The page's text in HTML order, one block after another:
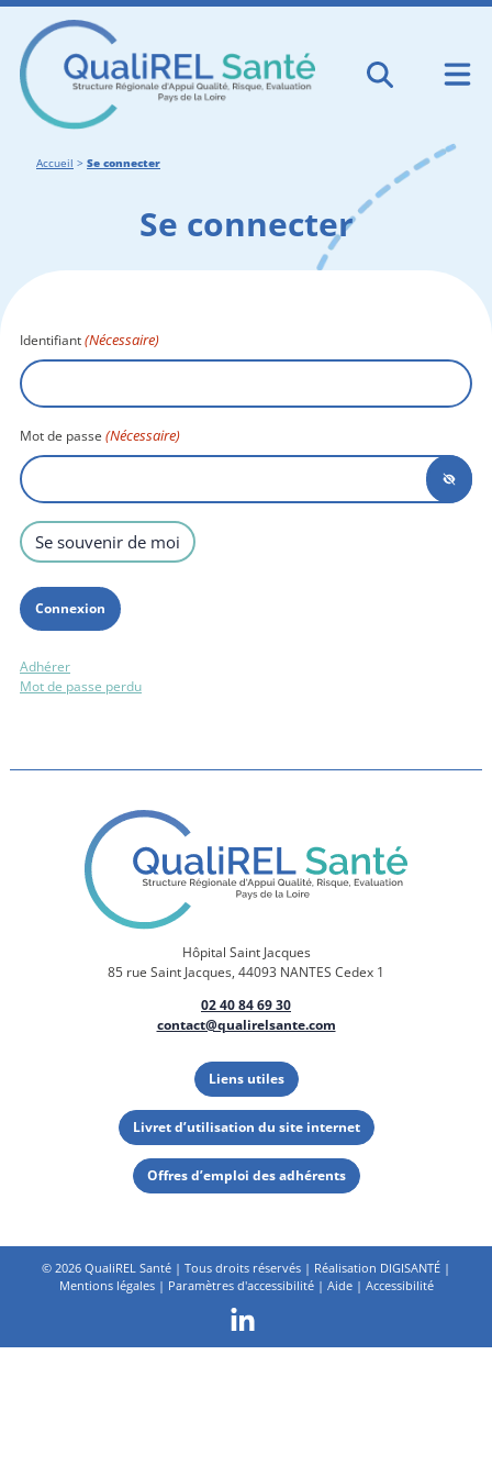
Accueil > Se connecter
Se connecter
Identifiant(Nécessaire)
Mot de passe (Nécessaire)
Se souvenir de moi
Adhérer
Mot de passe perdu
Hôpital Saint Jacques
85 rue Saint Jacques, 44093 NANTES Cedex 1
02 40 84 69 30
contact@qualirelsante.com
Liens utiles
Livret d’utilisation du site internet
Offres d’emploi des adhérents
© 2026 QualiREL Santé | Tous droits réservés | Réalisation DIGISANTÉ |
Mentions légales| Paramètres d'accessibilité| Aide| Accessibilité